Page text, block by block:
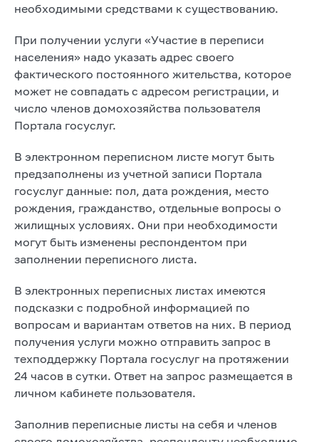
необходимыми средствами к существованию.
При получении услуги «Участие в переписи
населения» надо указать адрес своего
фактического постоянного жительства, которое
может не совпадать с адресом регистрации, и
число членов домохозяйства пользователя
Портала госуслуг.
В электронном переписном листе могут быть
предзаполнены из учетной записи Портала
госуслуг данные: пол, дата рождения, место
рождения, гражданство, отдельные вопросы о
жилищных условиях. Они при необходимости
могут быть изменены респондентом при
заполнении переписного листа.
В электронных переписных листах имеются
подсказки с подробной информацией по
вопросам и вариантам ответов на них. В период
получения услуги можно отправить запрос в
техподдержку Портала госуслуг на протяжении
24 часов в сутки. Ответ на запрос размещается в
личном кабинете пользователя.
Заполнив переписные листы на себя и членов